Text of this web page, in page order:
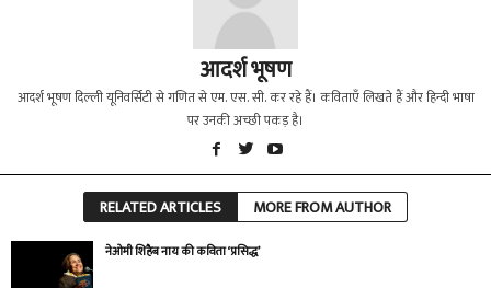
आदर्श भूषण
आदर्श भूषण दिल्ली यूनिवर्सिटी से गणित से एम. एस. सी. कर रहे हैं। कविताएँ लिखते हैं और हिन्दी भाषा
पर उनकी अच्छी पकड़ है।
RELATED ARTICLES MORE FROM AUTHOR
नेओमी शिहैब नाय की कविता ‘प्रसिद्ध’